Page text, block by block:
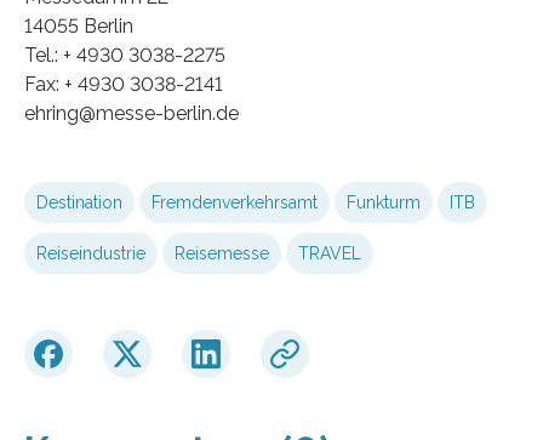
14055 Berlin
Tel.: + 4930 3038-2275
Fax: + 4930 3038-2141
ehring@messe-berlin.de
Destination Fremdenverkehrsamt Funkturm ITB
Reiseindustrie Reisemesse TRAVEL